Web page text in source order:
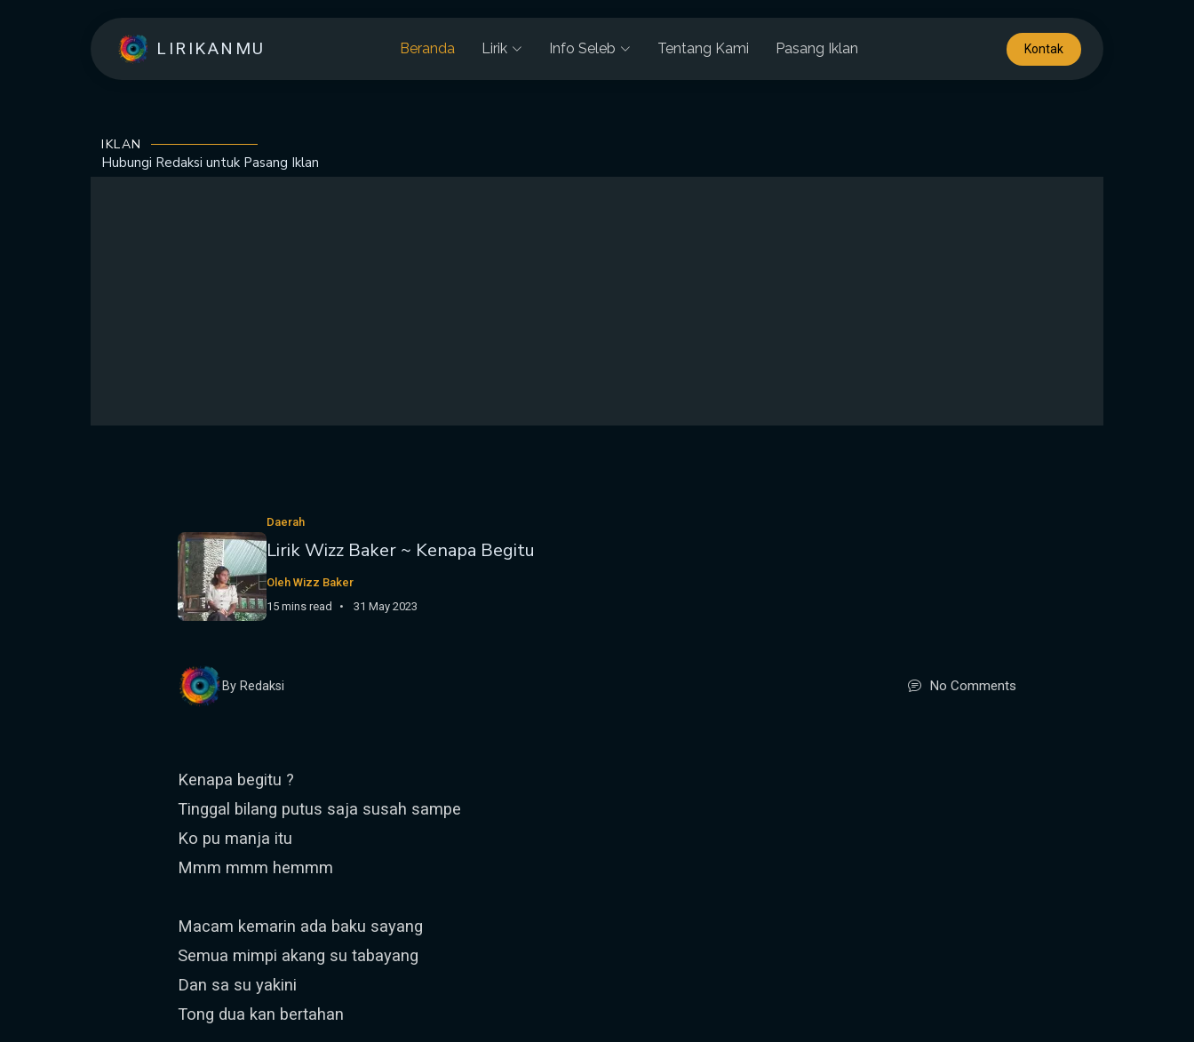
LIRIKANMU Beranda Lirik Info Seleb Tentang Kami Pasang Iklan Kontak
IKLAN
Hubungi Redaksi untuk Pasang Iklan
Daerah
Lirik Wizz Baker ~ Kenapa Begitu
Oleh Wizz Baker
15 mins read
31 May 2023
By Redaksi No Comments
Kenapa begitu ?
Tinggal bilang putus saja susah sampe
Ko pu manja itu
Mmm mmm hemmm
Macam kemarin ada baku sayang
Semua mimpi akang su tabayang
Dan sa su yakini
Tong dua kan bertahan